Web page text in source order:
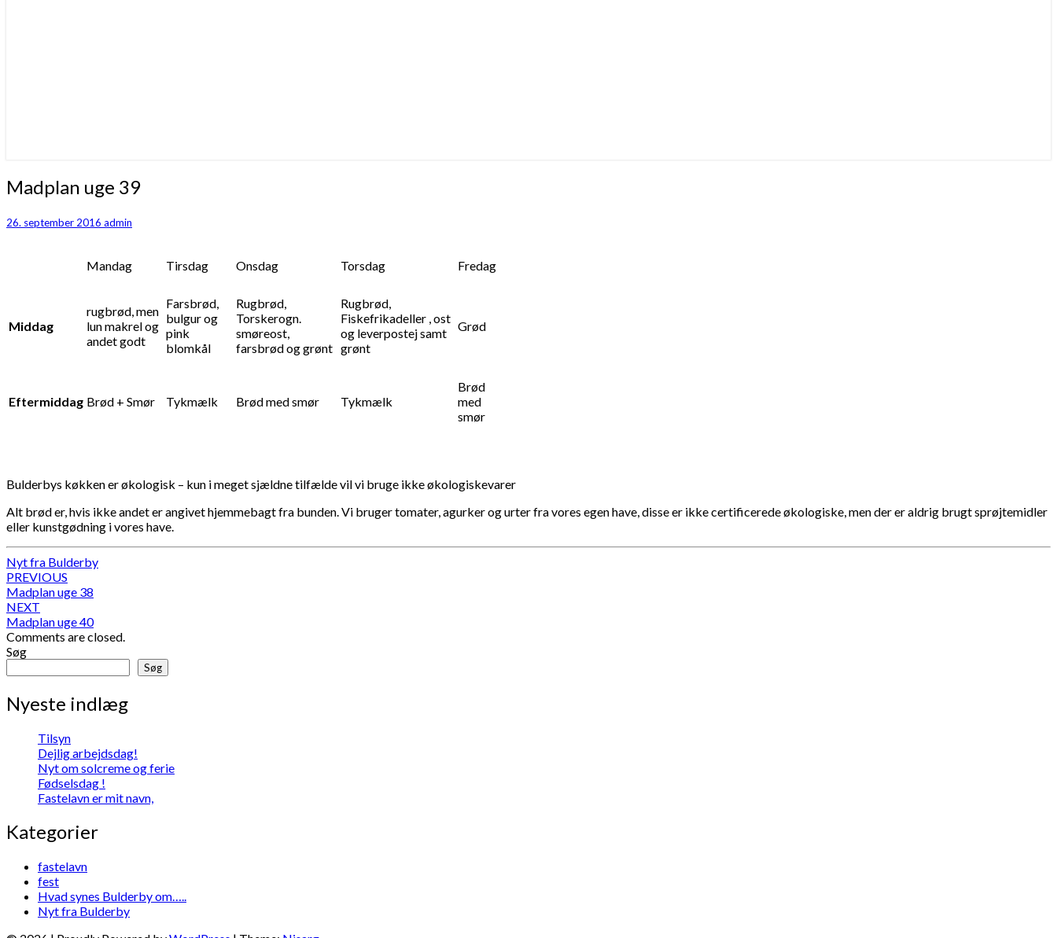
Madplan
uge
Madplan uge 39
26. september 2016 admin
Mandag Tirsdag Onsdag Torsdag Fredag
Middag
rugbrød, men
lun makrel og
andet godt
Farsbrød,
bulgur og
pink
blomkål
Rugbrød,
Torskerogn.
smøreost,
farsbrød og grønt
Rugbrød,
Fiskefrikadeller , ost
og leverpostej samt
grønt
Grød
Eftermiddag Brød + Smør Tykmælk Brød med smør Tykmælk
Brød
med
smør
Bulderbys køkken er økologisk – kun i meget sjældne tilfælde vil vi bruge ikke økologiskevarer
Alt brød er, hvis ikke andet er angivet hjemmebagt fra bunden. Vi bruger tomater, agurker og urter fra vores egen have, disse er ikke certificerede økologiske, men der er aldrig brugt sprøjtemidler
eller kunstgødning i vores have.
Nyt fra Bulderby
Post
navigation
PREVIOUS
Madplan uge 38
NEXT
Madplan uge 40
Comments are closed.
Søg
Søg
Nyeste indlæg
Tilsyn
Dejlig arbejdsdag!
Nyt om solcreme og ferie
Fødselsdag !
Fastelavn er mit navn,
Kategorier
fastelavn
fest
Hvad synes Bulderby om…..
Nyt fra Bulderby